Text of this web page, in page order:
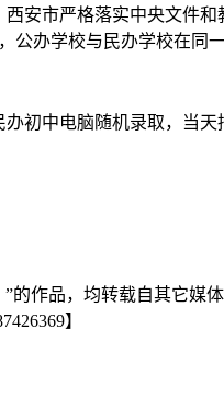
市严格落实中央文件
办学校与民办学校在同
初中电脑随机录取，当
的作品，均转载自其它
】